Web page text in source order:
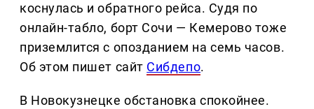
коснулась и обратного рейса. Судя по
онлайн-табло, борт Сочи — Кемерово тоже
приземлится с опозданием на семь часов.
Об этом пишет сайт Сибдепо.
В Новокузнецке обстановка спокойнее.